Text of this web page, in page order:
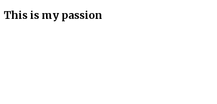
This is my passion